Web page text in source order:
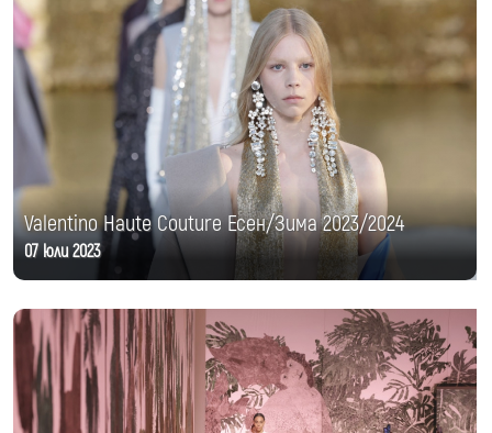
Valentino Haute Couture Есен/Зима 2023/2024
07 юли 2023